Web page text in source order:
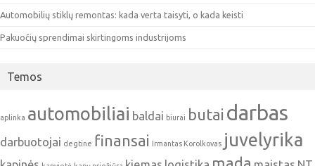
Automobilių stiklų remontas: kada verta taisyti, o kada keisti
Pakuočių sprendimai skirtingoms industrijoms
Temos
aplinka automobiliai baldai biurai butai darbas
darbuotojai degtine finansai Irmantas Korolkovas juvelyrika